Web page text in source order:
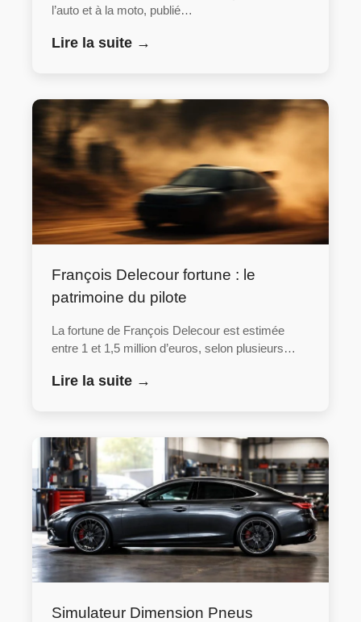
l’auto et à la moto, publié…
Lire la suite →
François Delecour fortune : le
patrimoine du pilote
La fortune de François Delecour est estimée
entre 1 et 1,5 million d’euros, selon plusieurs…
Lire la suite →
Simulateur Dimension Pneus